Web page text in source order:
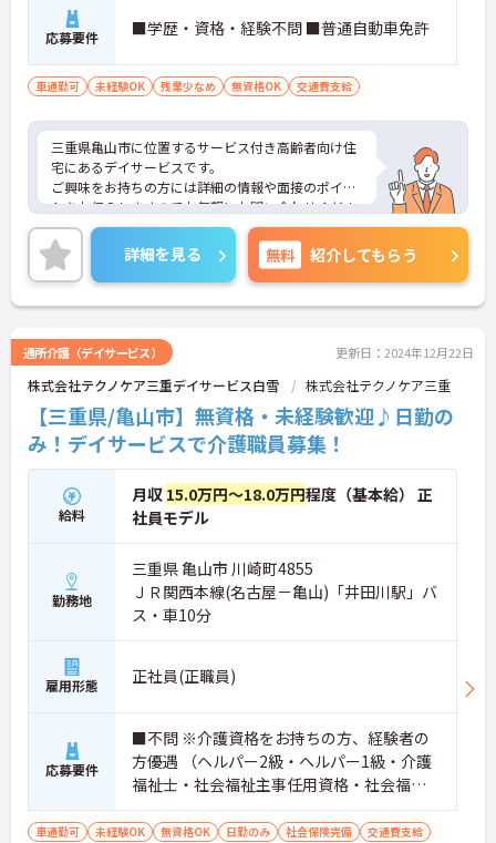
応募要件 ■学歴・資格・経験不問 ■普通自動車免許
車通勤可 未経験OK 残業少なめ 無資格OK 交通費支給
三重県亀山市に位置するサービス付き高齢者向け住
宅にあるデイサービスです。
ご興味をお持ちの方には詳細の情報や面接のポイン
トをお伝えしますのでお気軽にお問い合わせくださ
いませ。
詳細を見る 無料 紹介してもらう
通所介護（デイサービス） 更新日：2024年12月22日
株式会社テクノケア三重デイサービス白雪 株式会社テクノケア三重
【三重県/亀山市】無資格・未経験歓迎♪日勤の
み！デイサービスで介護職員募集！
給料
月収 15.0万円～18.0万円程度（基本給） 正
社員モデル
勤務地
三重県 亀山市 川崎町4855
ＪＲ関西本線(名古屋－亀山)「井田川駅」バ
ス・車10分
雇用形態 正社員(正職員)
応募要件
■不問 ※介護資格をお持ちの方、経験者の
方優遇 （ヘルパー2級・ヘルパー1級・介護
福祉士・社会福祉主事任用資格・社会福祉
士、精神保健福祉士・介護支援専門員な
ど）
車通勤可 未経験OK 無資格OK 日勤のみ 社会保険完備 交通費支給